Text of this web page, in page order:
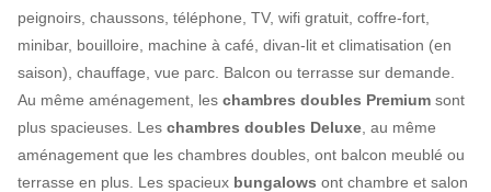
peignoirs, chaussons, téléphone, TV, wifi gratuit, coffre-fort,
minibar, bouilloire, machine à café, divan-lit et climatisation (en
saison), chauffage, vue parc. Balcon ou terrasse sur demande.
Au même aménagement, les chambres doubles Premium sont
plus spacieuses. Les chambres doubles Deluxe , au même
aménagement que les chambres doubles, ont balcon meublé ou
terrasse en plus. Les spacieux bungalows ont chambre et salon